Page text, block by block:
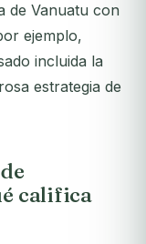
de Vanuatu con
ejemplo,
incluida la
estrategia de
califica